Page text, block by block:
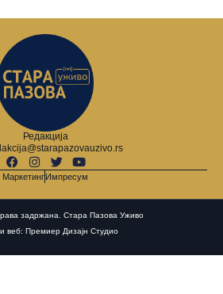
Редакција
МаркетингИмпресум
задржана. Стара Пазова Уживо
и веб: Премиер Дизајн Студио